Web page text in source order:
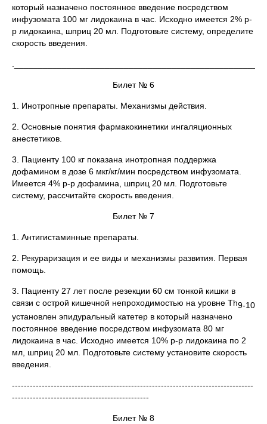
который назначено постоянное введение посредством
инфузомата 100 мг лидокаина в час. Исходно имеется 2% р-
р лидокаина, шприц 20 мл. Подготовьте систему, определите
скорость введения.
Билет № 6
1. Инотропные препараты. Механизмы действия.
2. Основные понятия фармакокинетики ингаляционных
анестетиков.
3. Пациенту 100 кг показана инотропная поддержка
дофамином в дозе 6 мкг/кг/мин посредством инфузомата.
Имеется 4% р-р дофамина, шприц 20 мл. Подготовьте
систему, рассчитайте скорость введения.
Билет № 7
1. Антигистаминные препараты.
2. Рекураризация и ее виды и механизмы развития. Первая
помощь.
3. Пациенту 27 лет после резекции 60 см тонкой кишки в
связи с острой кишечной непроходимостью на уровне Th9-10
установлен эпидуральный катетер в который назначено
постоянное введение посредством инфузомата 80 мг
лидокаина в час. Исходно имеется 10% р-р лидокаина по 2
мл, шприц 20 мл. Подготовьте систему установите скорость
введения.
---------------------------------------------------------------------------------
----------------------------------------------
Билет № 8